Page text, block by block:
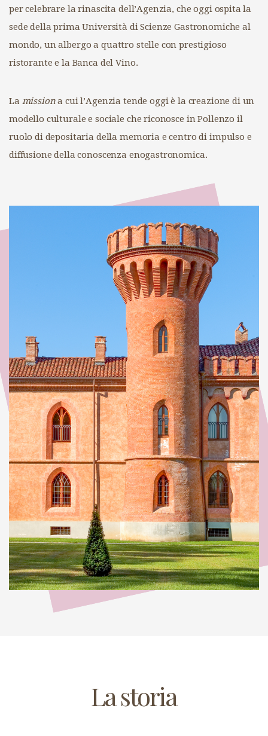
per celebrare la rinascita dell’Agenzia, che oggi ospita la
sede della prima Università di Scienze Gastronomiche al
mondo, un albergo a quattro stelle con prestigioso
ristorante e la Banca del Vino.
La missiona cui l’Agenzia tende oggi è la creazione di un
modello culturale e sociale che riconosce in Pollenzo il
ruolo di depositaria della memoria e centro di impulso e
diffusione della conoscenza enogastronomica.
La storia